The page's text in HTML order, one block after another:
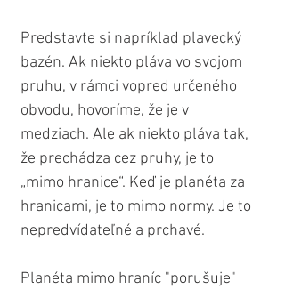
Predstavte si napríklad plavecký
bazén. Ak niekto pláva vo svojom
pruhu, v rámci vopred určeného
obvodu, hovoríme, že je v
medziach. Ale ak niekto pláva tak,
že prechádza cez pruhy, je to
„mimo hranice“. Keď je planéta za
hranicami, je to mimo normy. Je to
nepredvídateľné a prchavé.
Planéta mimo hraníc "porušuje"